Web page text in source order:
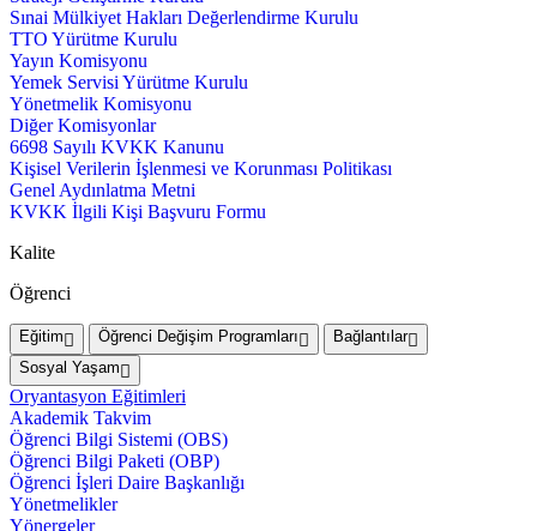
Sınai Mülkiyet Hakları Değerlendirme Kurulu
TTO Yürütme Kurulu
Yayın Komisyonu
Yemek Servisi Yürütme Kurulu
Yönetmelik Komisyonu
Diğer Komisyonlar
6698 Sayılı KVKK Kanunu
Kişisel Verilerin İşlenmesi ve Korunması Politikası
Genel Aydınlatma Metni
KVKK İlgili Kişi Başvuru Formu
Kalite
Öğrenci
Eğitim Öğrenci Değişim Programları
Bağlantılar
Sosyal Yaşam
Oryantasyon Eğitimleri
Akademik Takvim
Öğrenci Bilgi Sistemi (OBS)
Öğrenci Bilgi Paketi (OBP)
Öğrenci İşleri Daire Başkanlığı
Yönetmelikler
Yönergeler